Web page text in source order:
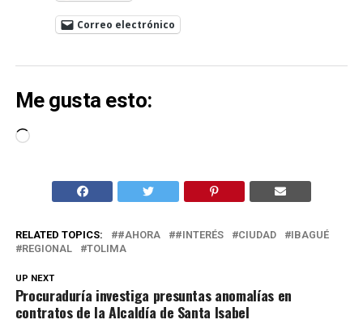
Correo electrónico
Me gusta esto:
Cargando...
RELATED TOPICS: #AHORA #INTERÉS CIUDAD
IBAGUÉ
REGIONAL
TOLIMA
UP NEXT
Procuraduría investiga presuntas anomalías en
contratos de la Alcaldía de Santa Isabel